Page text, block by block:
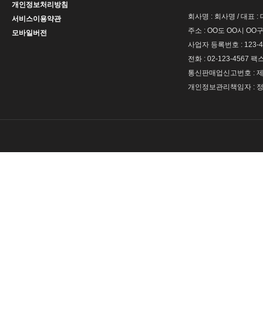
개인정보처리방침
서비스이용약관
모바일버전
회사명 : 회사명 / 대표 :
주소 : OO도 OO시 OO
사업자 등록번호 : 123-
전화 : 02-123-4567 팩
통신판매업신고번호 :
개인정보관리책임자 :